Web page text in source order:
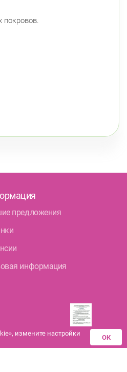
покровов.
предложения
информация
Разрешения аптек-
партнеров на
измените настройки
ОК